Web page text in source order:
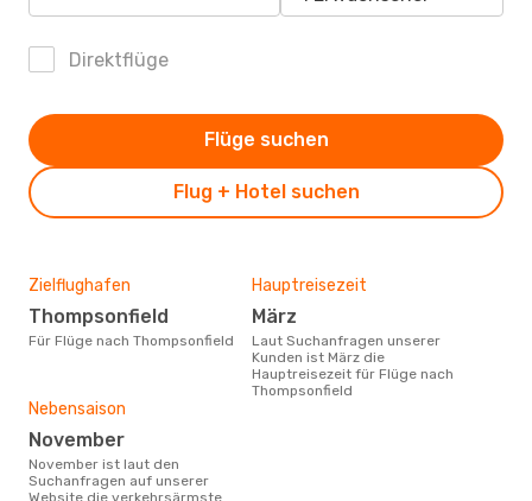
Direktflüge
Flug + Hotel suchen
Flüge suchen
Zielflughafen
Thompsonfield
Für Flüge nach Thompsonfield
Hauptreisezeit
März
Laut Suchanfragen unserer
Kunden ist März die
Hauptreisezeit für Flüge nach
Thompsonfield
Nebensaison
November
November ist laut den
Suchanfragen auf unserer
Website die verkehrsärmste